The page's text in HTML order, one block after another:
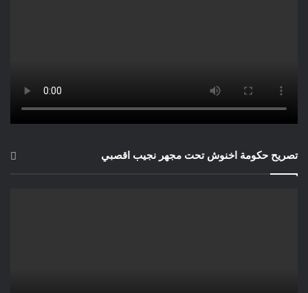
تصريح حكومة اخنوش تحت مجهر نجيب اقصبي